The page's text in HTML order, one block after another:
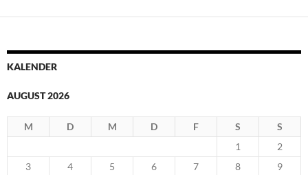
KALENDER
AUGUST 2026
M D M D F S S
1
2
3
4 5 6 7 8
9